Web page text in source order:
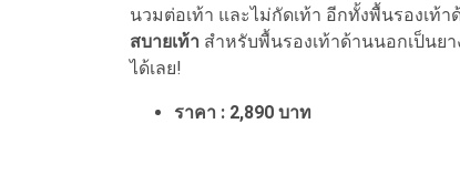
นวมต่อเท้า และไม่กัดเท้า อีกทั้งพื้นรองเท้
สบายเท้า สำหรับพื้นรองเท้าด้านนอกเป็นย
ได้เลย!
ราคา : 2,890 บาท